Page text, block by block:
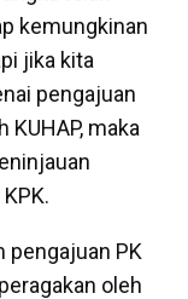
kemungkinan
jika kita
pengajuan
maka
pengajuan PK
oleh